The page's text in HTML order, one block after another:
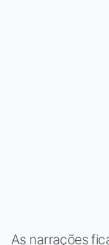
As narrações